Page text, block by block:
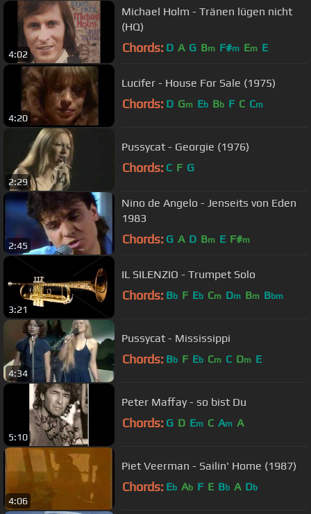
4:02
Michael Holm - Tränen lügen nicht
(HQ)
Chords: D A G Bm F#m Em E
4:20
Lucifer - House For Sale (1975)
Chords: D Gm Eb Bb F C Cm
2:29
Pussycat - Georgie (1976)
Chords: C F G
2:45
Nino de Angelo - Jenseits von Eden
1983
Chords: G A D Bm E F#m
3:21
IL SILENZIO - Trumpet Solo
Chords: Bb F Eb Cm Dm Bm Bbm
4:34
Pussycat - Mississippi
Chords: Bb F Eb Cm C Dm E
5:10
Peter Maffay - so bist Du
Chords: G D Em C Am A
4:06
Piet Veerman - Sailin' Home (1987)
Chords: Eb Ab F E Bb A Db